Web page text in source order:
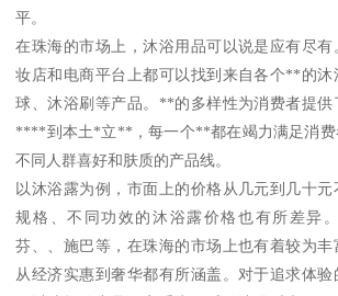
平。
在珠海的市场上，沐浴用品可以说是应有尽
妆店和电商平台上都可以找到来自各个**的沐
球、沐浴刷等产品。**的多样性为消费者提供
****到本土*立**，每一个**都在竭力满足消费
不同人群喜好和肤质的产品线。
以沐浴露为例，市面上的价格从几元到几十
规格、不同功效的沐浴露价格也有所差异
芬、、施巴等，在珠海的市场上也有着较为
从经济实惠到奢华都有所涵盖。对于追求体